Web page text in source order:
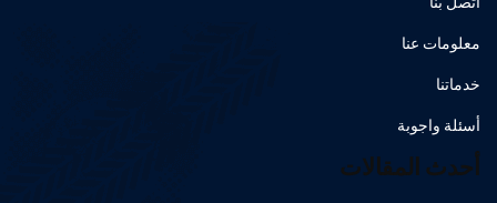
معلومات عنا
خدماتنا
أسئلة واجوبة
أحدث المقالات